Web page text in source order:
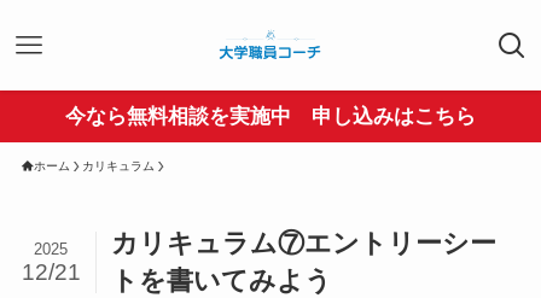
今なら無料相談を実施中 申し込みはこちら
ホーム カリキュラム
カリキュラム⑦エントリーシー
トを書いてみよう
2025
12/21